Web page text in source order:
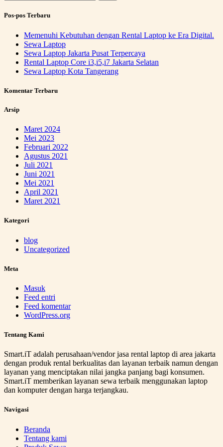
untuk:
Pos-pos Terbaru
Memenuhi Kebutuhan dengan Rental Laptop ke Era Digital.
Sewa Laptop
Sewa Laptop Jakarta Pusat Terpercaya
Rental Laptop Core i3,i5,i7 Jakarta Selatan
Sewa Laptop Kota Tangerang
Komentar Terbaru
Arsip
Maret 2024
Mei 2023
Februari 2022
Agustus 2021
Juli 2021
Juni 2021
Mei 2021
April 2021
Maret 2021
Kategori
blog
Uncategorized
Meta
Masuk
Feed entri
Feed komentar
WordPress.org
Tentang Kami
Smart.iT adalah perusahaan/vendor jasa rental laptop di area jakarta
dengan produk rental berkualitas dan layanan terbaik namun dengan
layanan yang menciptakan nilai jangka panjang bagi konsumen.
Smart.iT memberikan layanan sewa terbaik menggunakan laptop
dan komputer dengan harga terjangkau.
Navigasi
Beranda
Tentang kami